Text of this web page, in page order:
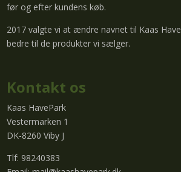
før og efter kundens køb.
2017 valgte vi at ændre navnet til Kaas
bedre til de produkter vi sælger.
Kontakt os
Kaas HavePark
Vestermarken 1
DK-8260 Viby J
Tlf: 98240383